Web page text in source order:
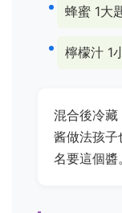
蜂蜜 1大
檸檬汁 1
混合後冷藏
酱做法孩子
名要這個醬。